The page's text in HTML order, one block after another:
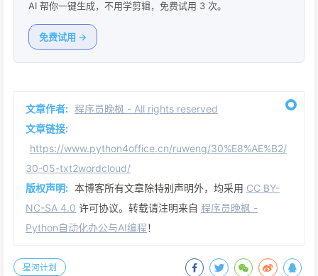
AI 帮你一键生成，不用学剪辑，免费试用 3 次。
免费试用 →
文章作者: 程序员晚枫 - All rights reserved
文章链接:
https://www.python4office.cn/ruweng/30%E8%AE%B2/
30-05-txt2wordcloud/
版权声明: 本博客所有文章除特别声明外，均采用 CC BY-
NC-SA 4.0 许可协议。转载请注明来自 程序员晚枫 -
Python自动化办公与AI编程！
星河计划